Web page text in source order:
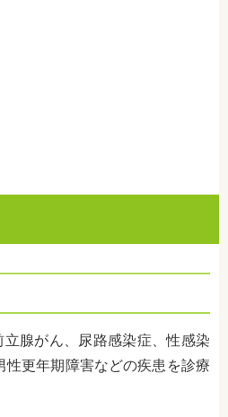
腺がん、尿路感染症、性感染
性更年期障害などの疾患を診療